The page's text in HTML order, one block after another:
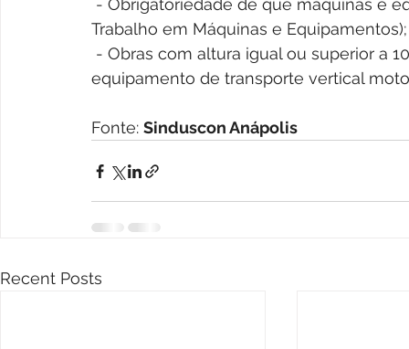
Trabalho em Máquinas e Equipamentos);
equipamento de transporte vertical
Fonte: Sinduscon Anápolis
Recent Posts